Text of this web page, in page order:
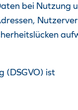
bei Nutzung
(DSGVO) ist